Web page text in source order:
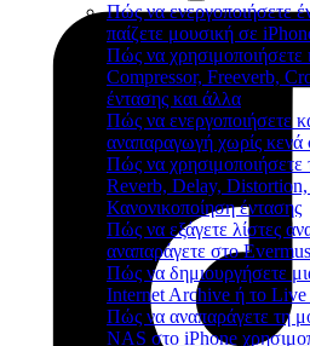
Πώς να ενεργοποιήσετε
παίζετε μουσική σε
Πώς να χρησιμοποιήσετε
Compressor, Freeverb,
έντασης και άλλα
Πώς να ενεργοποιήσετε
αναπαραγωγή χωρίς
Πώς να χρησιμοποιήσετε
Reverb, Delay, Distortion,
Κανονικοποίηση έντασης
Πώς να εξάγετε λίστες
αναπαράγετε στο
Πώς να δημιουργήσετε
Internet Archive ή το
Πώς να αναπαράγετε τη
NAS στο iPhone